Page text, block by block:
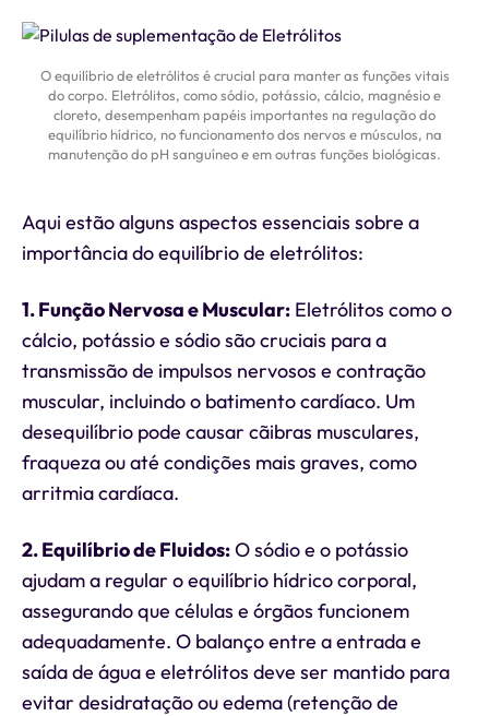
O equilíbrio de eletrólitos é crucial para manter as funções vitais
do corpo. Eletrólitos, como sódio, potássio, cálcio, magnésio e
cloreto, desempenham papéis importantes na regulação do
equilíbrio hídrico, no funcionamento dos nervos e músculos, na
manutenção do pH sanguíneo e em outras funções biológicas.
Aqui estão alguns aspectos essenciais sobre a
importância do equilíbrio de eletrólitos:
1. Função Nervosa e Muscular: Eletrólitos como o
cálcio, potássio e sódio são cruciais para a
transmissão de impulsos nervosos e contração
muscular, incluindo o batimento cardíaco. Um
desequilíbrio pode causar cãibras musculares,
fraqueza ou até condições mais graves, como
arritmia cardíaca.
2. Equilíbrio de Fluidos:O sódio e o potássio
ajudam a regular o equilíbrio hídrico corporal,
assegurando que células e órgãos funcionem
adequadamente. O balanço entre a entrada e
saída de água e eletrólitos deve ser mantido para
evitar desidratação ou edema (retenção de